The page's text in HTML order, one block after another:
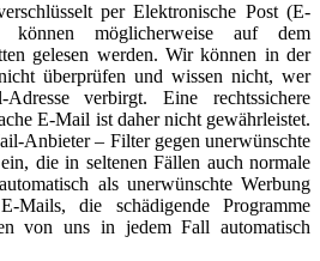
per Elektronische Post (E-
möglicherweise auf dem
gelesen werden. Wir können in der
überprüfen und wissen nicht, wer
verbirgt. Eine rechtssichere
E-Mail ist daher nicht gewährleistet.
Anbieter – Filter gegen unerwünschte
die in seltenen Fällen auch normale
als unerwünschte Werbung
Mails, die schädigende Programme
von uns in jedem Fall automatisch